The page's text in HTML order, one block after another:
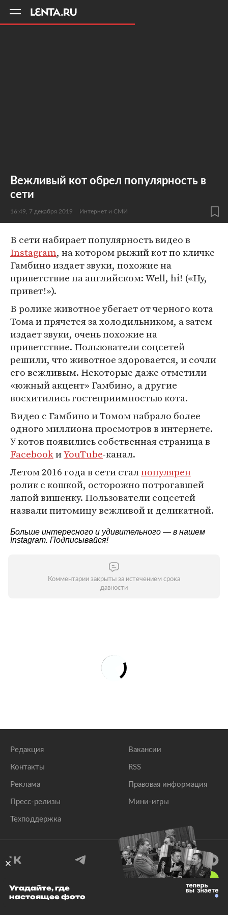
Вежливый кот обрел популярность в
сети
16:49, 7 декабря 2019 Интернет и СМИ
В сети набирает популярность видео в
Instagram, на котором рыжий кот по кличке
Гамбино издает звуки, похожие на
приветствие на английском: Well, hi! («Ну,
привет!»).
В ролике животное убегает от черного кота
Тома и прячется за холодильником, а затем
издает звуки, очень похожие на
приветствие. Пользователи соцсетей
решили, что животное здоровается, и сочли
его вежливым. Некоторые даже отметили
«южный акцент» Гамбино, а другие
восхитились гостеприимностью кота.
Видео с Гамбино и Томом набрало более
одного миллиона просмотров в интернете.
У котов появились собственная страница в
FacebookиYouTube-канал.
Летом 2016 года в сети сталпопулярен
ролик с кошкой, осторожно потрогавшей
лапой вишенку. Пользователи соцсетей
назвали питомицу вежливой и деликатной.
Больше интересного и удивительного — в нашем
Instagram. Подписывайся!
Комментарии закрыты за истечением срока
давности
Редакция
Контакты
Реклама
Пресс-релизы
Техподдержка
Вакансии
RSS
Правовая информация
Мини-игры
© 1999–2026 Все права защищены.
Угадайте, где
настоящее фото